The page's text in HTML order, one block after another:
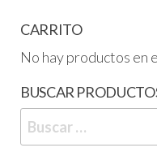
c
a
t
i
d
CARRITO
No hay productos en
BUSCAR
Buscar: